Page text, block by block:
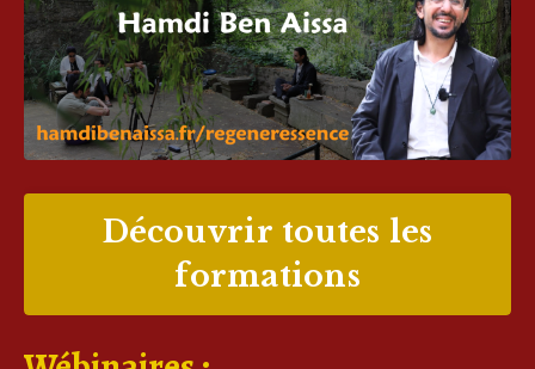
Découvrir toutes les
formations